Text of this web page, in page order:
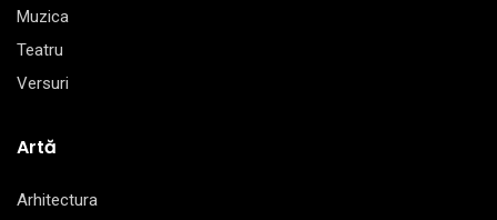
Muzica
Teatru
Versuri
Artă
Arhitectura